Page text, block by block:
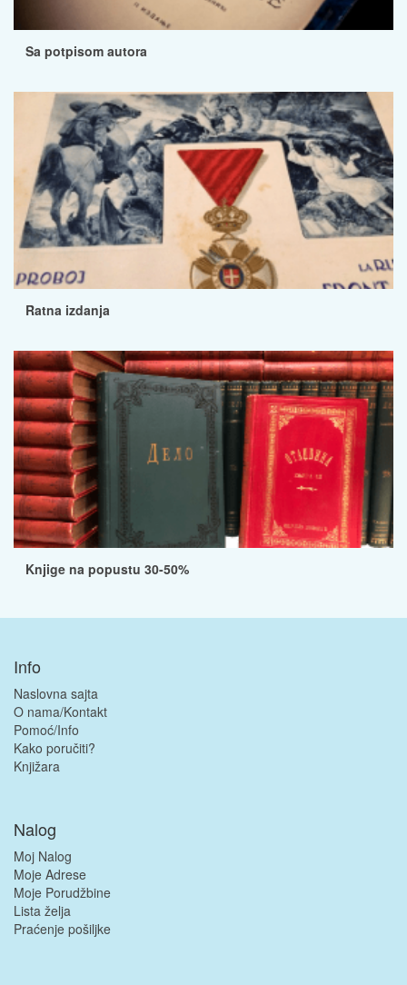
Sa potpisom autora
Ratna izdanja
Knjige na popustu 30-50%
Info
Naslovna sajta
O nama/Kontakt
Pomoć/Info
Kako poručiti?
Knjižara
Nalog
Moj Nalog
Moje Adrese
Moje Porudžbine
Lista želja
Praćenje pošiljke